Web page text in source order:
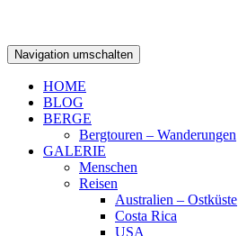
Navigation umschalten
HOME
BLOG
BERGE
Bergtouren – Wanderungen
GALERIE
Menschen
Reisen
Australien – Ostküste
Costa Rica
USA